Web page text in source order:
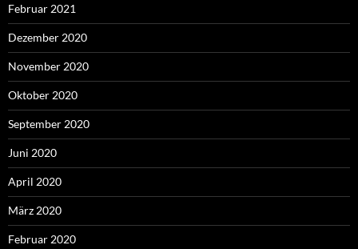
Februar 2021
Dezember 2020
November 2020
Oktober 2020
September 2020
Juni 2020
April 2020
März 2020
Februar 2020